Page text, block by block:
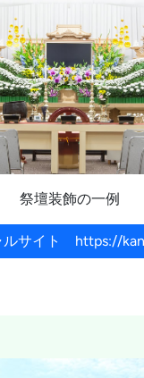
祭壇装飾の一例
ルサイト https://